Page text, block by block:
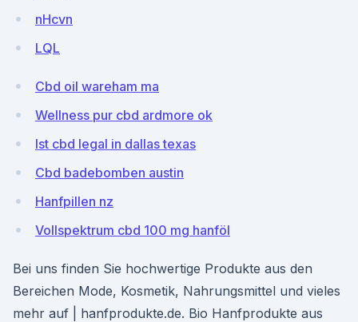
nHcvn
LQL
Cbd oil wareham ma
Wellness pur cbd ardmore ok
Ist cbd legal in dallas texas
Cbd badebomben austin
Hanfpillen nz
Vollspektrum cbd 100 mg hanföl
Bei uns finden Sie hochwertige Produkte aus den
Bereichen Mode, Kosmetik, Nahrungsmittel und vieles
mehr auf | hanfprodukte.de. Bio Hanfprodukte aus